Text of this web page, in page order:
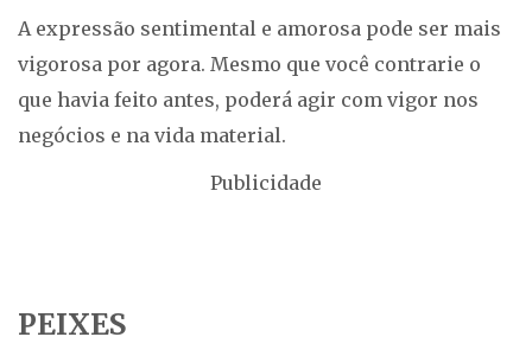
A expressão sentimental e amorosa pode ser mais
vigorosa por agora. Mesmo que você contrarie o
que havia feito antes, poderá agir com vigor nos
negócios e na vida material.
Publicidade
PEIXES